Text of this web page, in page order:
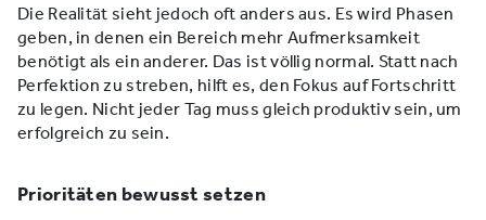
Die Realität sieht jedoch oft anders aus. Es wird Phasen
geben, in denen ein Bereich mehr Aufmerksamkeit
benötigt als ein anderer. Das ist völlig normal. Statt nach
Perfektion zu streben, hilft es, den Fokus auf Fortschritt
zu legen. Nicht jeder Tag muss gleich produktiv sein, um
erfolgreich zu sein.
Prioritäten bewusst setzen